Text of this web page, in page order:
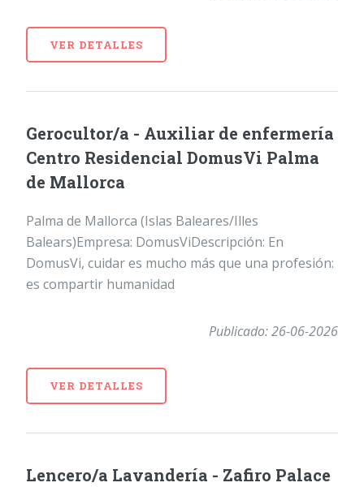
VER DETALLES
Gerocultor/a - Auxiliar de enfermería
Centro Residencial DomusVi Palma
de Mallorca
Palma de Mallorca (Islas Baleares/Illes
Balears)Empresa: DomusViDescripción: En
DomusVi, cuidar es mucho más que una profesión:
es compartir humanidad
Publicado: 26-06-2026
VER DETALLES
Lencero/a Lavandería - Zafiro Palace